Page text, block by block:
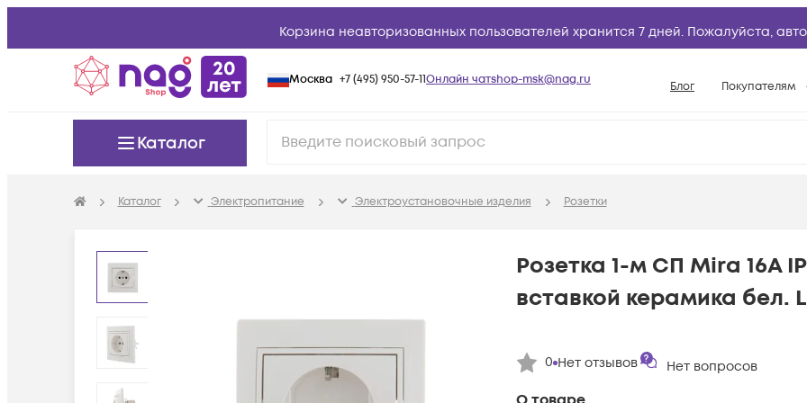
Корзина неавторизованных пользователей хранится 7 дней. Пожалуйста,
Москва +7 (495) 950-57-11Онлайн чатshop-msk@nag.ru Блог Покупателям
Возврат
Вопросы и
Конфигураторы
Каталог
Каталог Электропитание Электроустановочные изделия Розетки
Розетка 1-м СП Mira 16А
вставкой керамика бел.
0 Нет отзывов Нет вопросов